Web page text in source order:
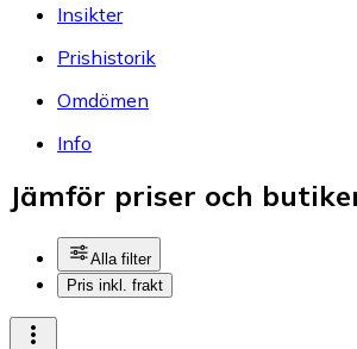
Insikter
Prishistorik
Omdömen
Info
Jämför priser och
Alla filter
Pris inkl. frakt